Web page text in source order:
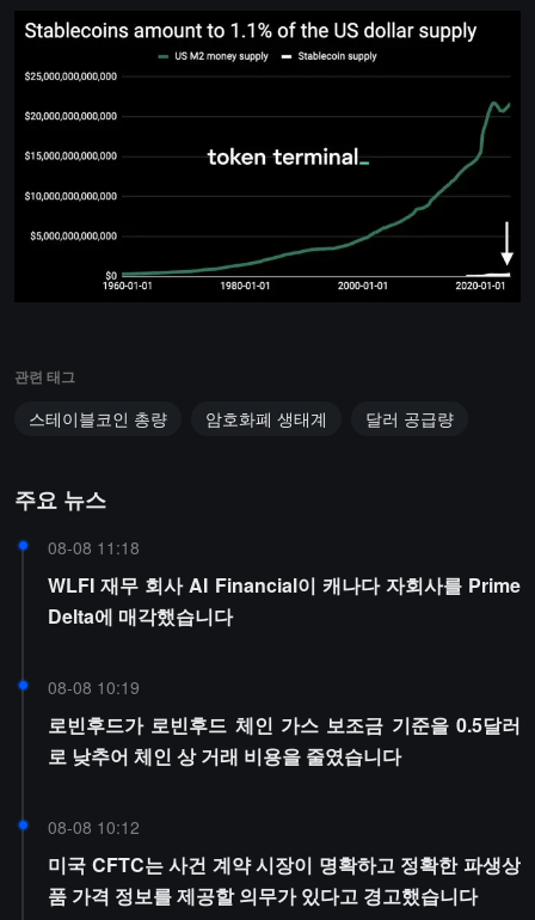
관련 태그
스테이블코인 총량 암호화폐 생태계 달러 공급량
주요 뉴스
08-08 11:18
WLFI 재무 회사 AI Financial이 캐나다 자회사를 Prime
Delta에 매각했습니다
08-08 10:19
로빈후드가 로빈후드 체인 가스 보조금 기준을 0.5달러
로 낮추어 체인 상 거래 비용을 줄였습니다
08-08 10:12
미국 CFTC는 사건 계약 시장이 명확하고 정확한 파생상
품 가격 정보를 제공할 의무가 있다고 경고했습니다